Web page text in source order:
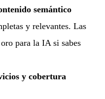
semántico
y relevantes. Las
para la IA si sabes
y cobertura